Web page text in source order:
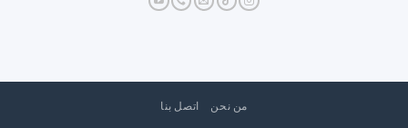
من نحن اتصل بنا